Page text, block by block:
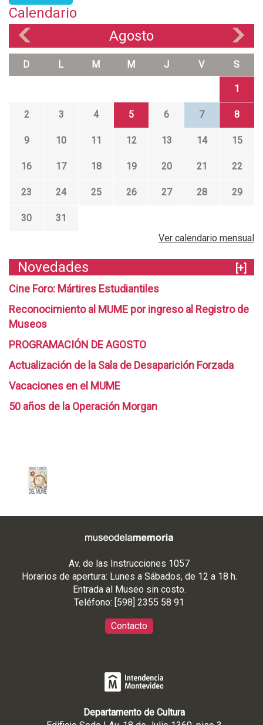
Calendario
Agosto
D L M M J V S
1
2 3 4 5 6 7 8
9 10 11 12 13 14 15
16 17 18 19 20 21 22
23 24 25 26 27 28 29
30
31
Ver calendario mensual
Novedades
[+]
Cine Foro: Mártires Estudiantiles
Reconocimiento al MUME por ingreso al Registro de
Museos
PROGRAMACIÓN DE AGOSTO
Actualización de la Sala de Desaparición Forzada
Vacaciones en el MUME
50 años de la Operación Morgan
Av. de las Instrucciones 1057
Horarios de apertura: Lunes a Sábados, de 12 a 18 h.
Entrada al Museo sin costo.
Teléfono: [598] 2355 58 91
Contacto
Departamento de Cultura